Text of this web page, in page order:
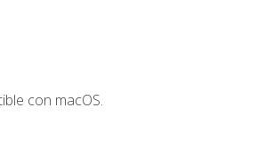
con macOS.